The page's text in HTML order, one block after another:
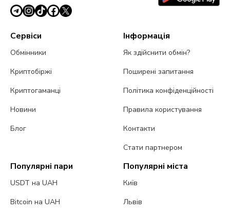
Сервіси
Обмінники
Криптобіржі
Криптогаманці
Новини
Блог
Інформація
Як здійснити обмін?
Поширені запитання
Політика конфіденційності
Правила користування
Контакти
Стати партнером
Популярні пари
USDT на UAH
Bitcoin на UAH
Популярні міста
Київ
Львів